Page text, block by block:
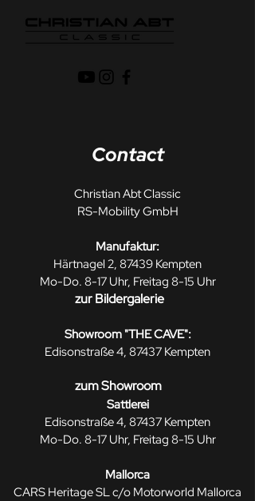
Contact
Christian Abt Classic
RS-Mobility GmbH
Manufaktur:
Härtnagel 2, 87439 Kempten
Mo-Do. 8-17 Uhr, Freitag 8-15 Uhr
Showroom "THE CAVE":
Edisonstraße 4, 87437 Kempten
Sattlerei
Edisonstraße 4, 87437 Kempten
Mo-Do. 8-17 Uhr, Freitag 8-15 Uhr
Mallorca
CARS Heritage SL c/o Motorworld Mallorca
zur Bildergalerie
zum Showroom